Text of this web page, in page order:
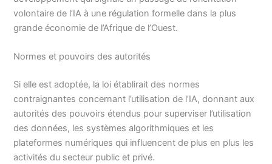
volontaire de l’IA à une régulation formelle dans la plus
grande économie de l’Afrique de l’Ouest.
Normes et pouvoirs des autorités
Si elle est adoptée, la loi établirait des normes
contraignantes concernant l’utilisation de l’IA, donnant aux
autorités des pouvoirs étendus pour superviser l’utilisation
des données, les systèmes algorithmiques et les
plateformes numériques qui influencent de plus en plus les
activités du secteur public et privé.